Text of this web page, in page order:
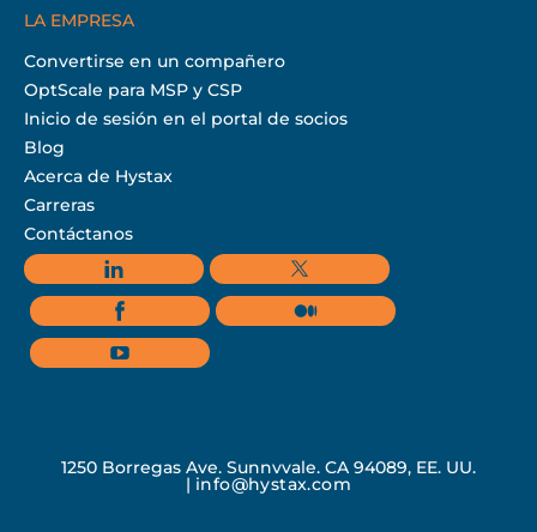
LA EMPRESA
Convertirse en un compañero
OptScale para MSP y CSP
Inicio de sesión en el portal de socios
Blog
Acerca de Hystax
Carreras
Contáctanos
1250 Borregas Ave, Sunnyvale, CA 94089, EE. UU.
| info@hystax.com